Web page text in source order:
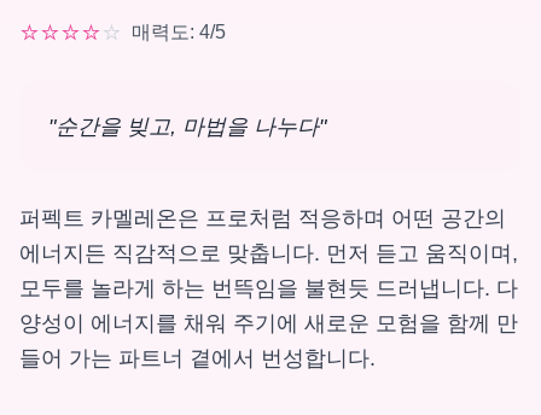
⭐⭐⭐⭐⭐ 매력도: 4/5
"순간을 빚고, 마법을 나누다"
퍼펙트 카멜레온은 프로처럼 적응하며 어떤 공간의
에너지든 직감적으로 맞춥니다. 먼저 듣고 움직이며,
모두를 놀라게 하는 번뜩임을 불현듯 드러냅니다. 다
양성이 에너지를 채워 주기에 새로운 모험을 함께 만
들어 가는 파트너 곁에서 번성합니다.